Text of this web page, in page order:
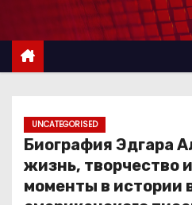
с
UNCATEGORISED
Биография Эдгара
жизнь, творчество
моменты в истории